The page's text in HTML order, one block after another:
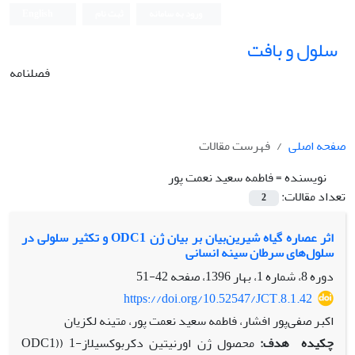
سلول و بافت
فصلنامه
صفحه اصلی
فهرست مقالات
نویسنده =فاطمه سعید نعمت پور
تعداد مقالات:
2
اثر عصاره گیاه شیرین‌بیان بر بیان ژن ODC1 و تکثیر سلولی در
سلول‌های سرطان سینه انسانی
دوره 8، شماره 1، بهار 1396، صفحه
42-51
https://doi.org/10.52547/JCT.8.1.42
اکبر صفی‌پور افشار، فاطمه سعید نعمت پور، متینه لکزیان
چکیده هدف:
محصول ژن اورنیتین دکربوکسیلاز-1 ((ODC1